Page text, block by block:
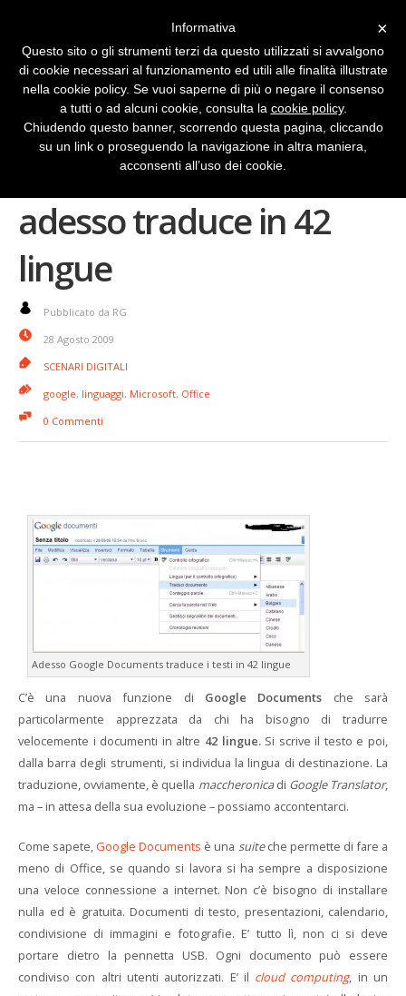
Google Documents
adesso traduce in 42
lingue
Pubblicato da RG
28 Agosto 2009
SCENARI DIGITALI
google, linguaggi, Microsoft, Office
0 Commenti
Adesso Google Documents traduce i testi in 42 lingue
C’è una nuova funzione di Google Documents che sarà
particolarmente apprezzata da chi ha bisogno di tradurre
velocemente i documenti in altre 42 lingue.Si scrive il testo e poi,
dalla barra degli strumenti, si individua la lingua di destinazione. La
traduzione, ovviamente, è quella maccheronicadi Google Translator,
ma – in attesa della sua evoluzione – possiamo accontentarci.
Come sapete, Google Documents è una suiteche permette di fare a
meno di Office, se quando si lavora si ha sempre a disposizione
una veloce connessione a internet. Non c’è bisogno di installare
nulla ed è gratuita. Documenti di testo, presentazioni, calendario,
condivisione di immagini e fotografie. E’ tutto lì, non ci si deve
portare dietro la pennetta USB. Ogni documento può essere
condiviso con altri utenti autorizzati. E’ il cloud computing, in un
×
Informativa
Questo sito o gli strumenti terzi da questo utilizzati si avvalgono
di cookie necessari al funzionamento ed utili alle finalità illustrate
nella cookie policy. Se vuoi saperne di più o negare il consenso
a tutti o ad alcuni cookie, consulta la cookie policy.
Chiudendo questo banner, scorrendo questa pagina, cliccando
su un link o proseguendo la navigazione in altra maniera,
acconsenti all’uso dei cookie.